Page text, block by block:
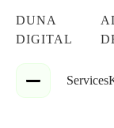
DUNA
DIGITAL
Services